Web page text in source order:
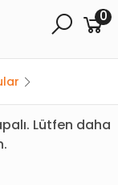
0
Lütfen daha